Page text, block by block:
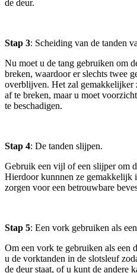
de deur.
Stap 3: Scheiding van de tanden
Nu moet u de tang gebruiken om
breken, waardoor er slechts twee
overblijven. Het zal gemakkelijker
af te breken, maar u moet
te beschadigen.
Stap 4: De tanden slijpen.
Gebruik een vijl of een slijper om
Hierdoor kunnnen ze gemakkelijk
zorgen voor een betrouwbare
Stap 5: Een vork gebruiken als
Om een vork te gebruiken als een
u de vorktanden in de slotsleuf
de deur staat, of u kunt de andere